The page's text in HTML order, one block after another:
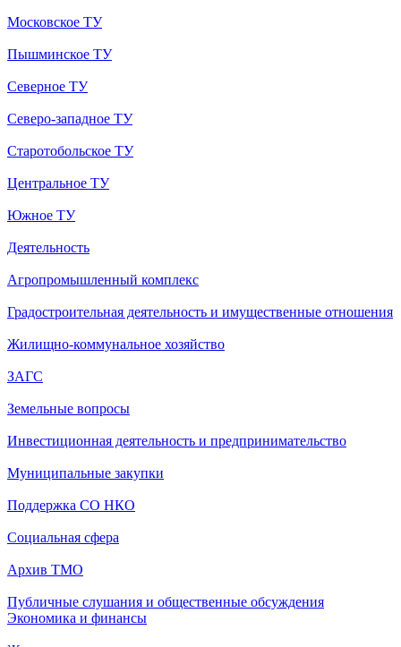
Московское ТУ
Пышминское ТУ
Северное ТУ
Северо-западное ТУ
Старотобольское ТУ
Центральное ТУ
Южное ТУ
Деятельность
Агропромышленный комплекс
Градостроительная деятельность и имущественные отношения
Жилищно-коммунальное хозяйство
ЗАГС
Земельные вопросы
Инвестиционная деятельность и предпринимательство
Муниципальные закупки
Поддержка СО НКО
Социальная сфера
Архив ТМО
Публичные слушания и общественные обсуждения
Экономика и финансы